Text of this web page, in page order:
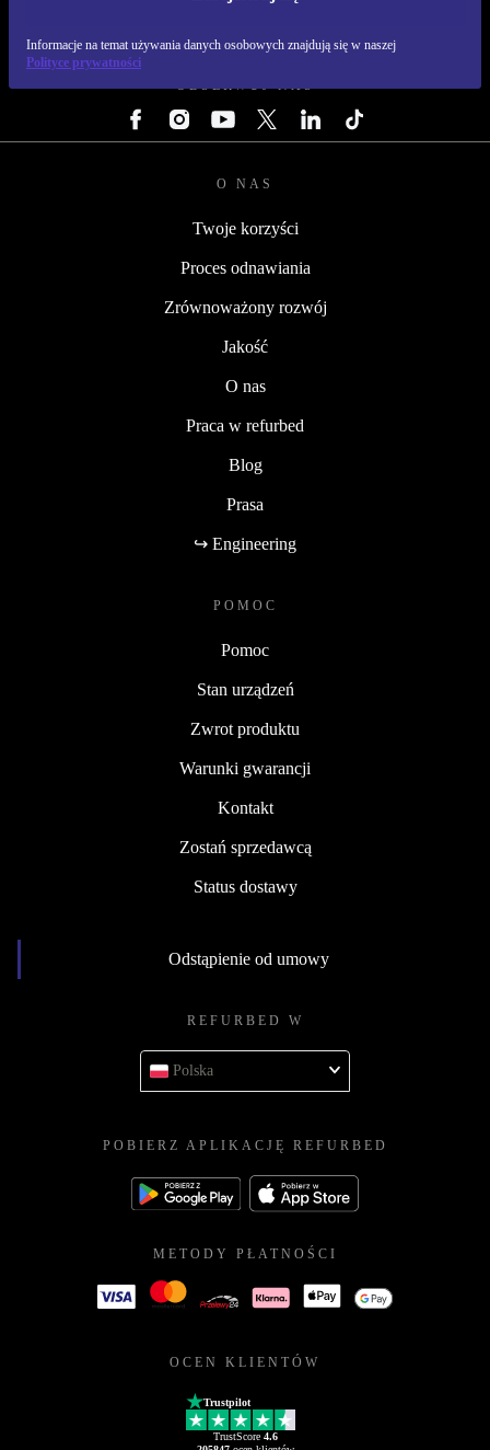
Informacje na temat używania danych osobowych znajdują się w naszej
Polityce prywatności
OBSERWUJ NAS
O NAS
Twoje korzyści
Proces odnawiania
Zrównoważony rozwój
Jakość
O nas
Praca w refurbed
Blog
Prasa
↪ Engineering
POMOC
Pomoc
Stan urządzeń
Zwrot produktu
Warunki gwarancji
Kontakt
Zostań sprzedawcą
Status dostawy
Odstąpienie od umowy
REFURBED W
Polska
POBIERZ APLIKACJĘ REFURBED
METODY PŁATNOŚCI
OCEN KLIENTÓW
Trustpilot
TrustScore 4.6